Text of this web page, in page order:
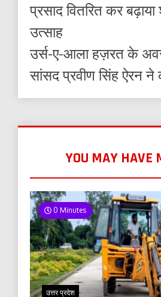
प्रसाद वितरित कर
उत्साह
उर्स-ए-आला हज़रत के
सांसद प्रवीण सिंह ऐरन ने
YOU MAY HAVE
0 Minutes
उत्तर प्रदेश